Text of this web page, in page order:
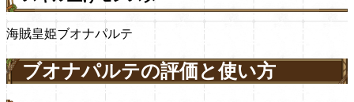
海賊皇姫ブオナパルテ
ブオナパルテの評価と使い方